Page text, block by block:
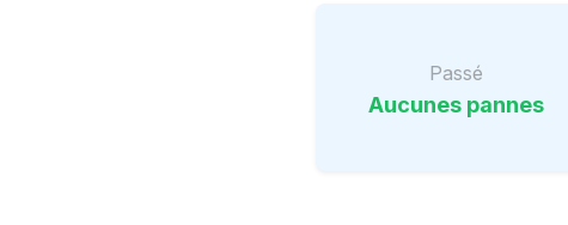
Passé
Aucunes pannes